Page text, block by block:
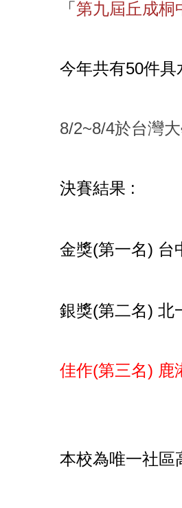
「第九屆丘成桐
今年共有50件具
8/2~8/4於台灣大
決賽結果 :
金獎(第一名) 台
銀獎(第二名) 北
佳作(第三名)
(部分佳
本校為唯一社